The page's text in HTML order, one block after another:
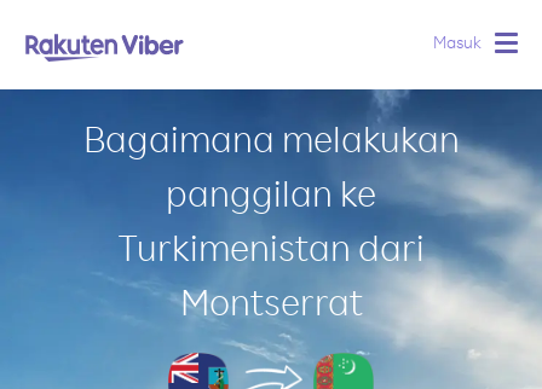
Masuk
Bagaimana melakukan
panggilan ke
Turkimenistan dari
Montserrat